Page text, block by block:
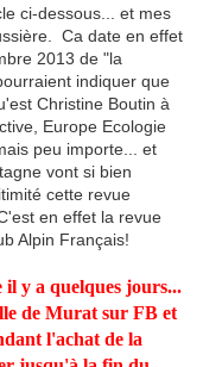
ci-dessous... et mes
Ca date en effet
2013 de "la
indiquer que
Christine Boutin à
Europe Ecologie
peu importe... et
vont si bien
cette revue
en effet la revue
Alpin Français!
y a quelques jours...
de Murat sur FB et
l'achat de la